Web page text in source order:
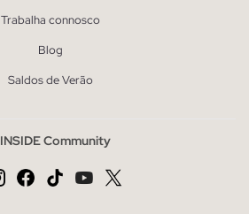
Trabalha connosco
Blog
Saldos de Verão
INSIDE Community